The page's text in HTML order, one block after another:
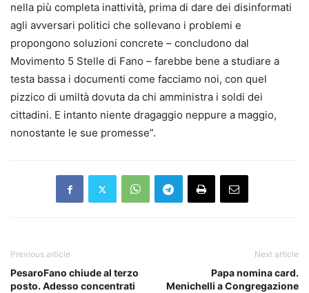
nella più completa inattività, prima di dare dei disinformati
agli avversari politici che sollevano i problemi e
propongono soluzioni concrete – concludono dal
Movimento 5 Stelle di Fano – farebbe bene a studiare a
testa bassa i documenti come facciamo noi, con quel
pizzico di umiltà dovuta da chi amministra i soldi dei
cittadini. E intanto niente dragaggio neppure a maggio,
nonostante le sue promesse”.
Previous article
PesaroFano chiude al terzo
posto. Adesso concentrati
Next article
Papa nomina card.
Menichelli a Congregazione